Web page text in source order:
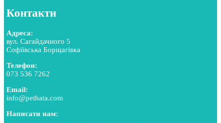
Контакти
Адреса:
вул. Сагайдачного 5
Софіївська Борщагівка
Телефон:
073 536 7262
Email:
info@pethata.com
Написати нам: